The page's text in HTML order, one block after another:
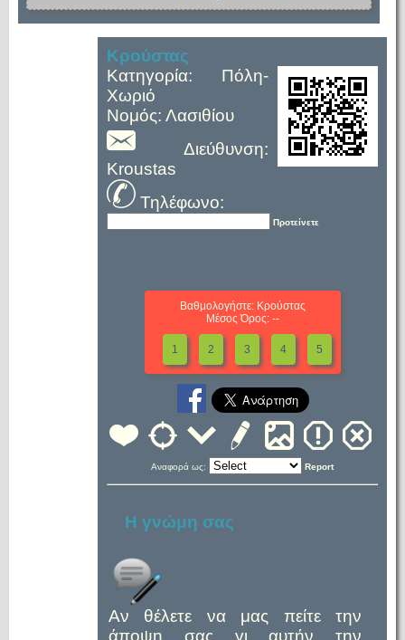
Κρούστας
Κατηγορία: Πόλη-
Χωριό
Νομός: Λασιθίου
Διεύθυνση:
Kroustas
Τηλέφωνο:
Προτείνετε
Βαθμολογήστε: Κρούστας
Μέσος Όρος: --
1 2 3 4 5
Αναφορά ως: Report
Η γνώμη σας
Αν θέλετε να μας πείτε την
άποψη σας γι αυτήν την